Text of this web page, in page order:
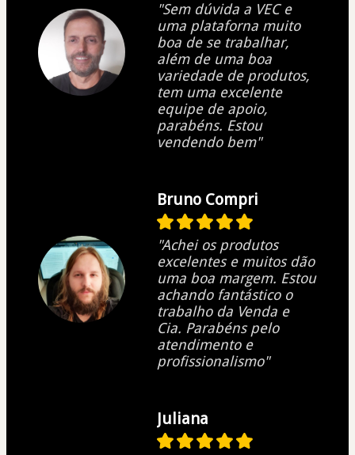
"Sem dúvida a VEC e
uma plataforna muito
boa de se trabalhar,
além de uma boa
variedade de produtos,
tem uma excelente
equipe de apoio,
parabéns. Estou
vendendo bem"
Bruno Compri
"Achei os produtos
excelentes e muitos dão
uma boa margem. Estou
achando fantástico o
trabalho da Venda e
Cia. Parabéns pelo
atendimento e
profissionalismo"
Juliana